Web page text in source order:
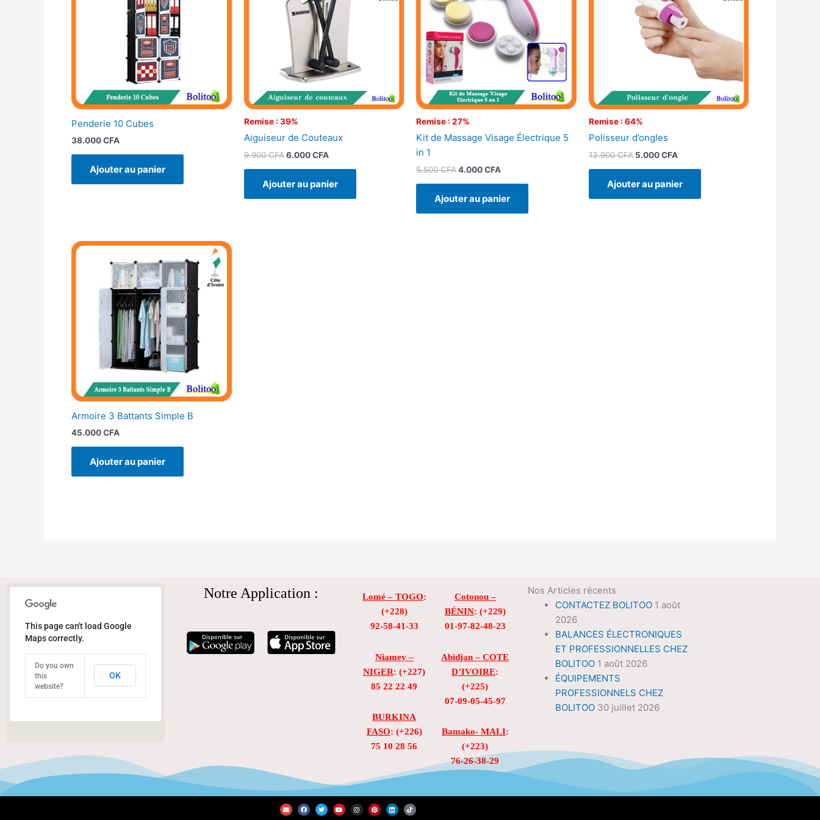
Penderie 10 Cubes
38.000CFA
Ajouter au panier
Remise : 39%
Aiguiseur de Couteaux
9.900CFA 6.000CFA
Ajouter au panier
Remise : 27%
Kit de Massage Visage Électrique 5
in 1
5.500CFA4.000CFA
Ajouter au panier
Remise : 64%
Polisseur d’ongles
13.900CFA 5.000CFA
Ajouter au panier
Armoire 3 Battants Simple B
45.000CFA
Ajouter au panier
This page can't load Google
Maps correctly.
Do you own
this
website?
OK
Notre Application : Lomé – TOGO:
(+228)
92-58-41-33
Niamey –
NIGER: (+227)
85 22 22 49
BURKINA
FASO: (+226)
75 10 28 56
Cotonou –
BÉNIN: (+229)
01-97-82-48-23
Abidjan – COTE
D’IVOIRE:
(+225)
07-09-05-45-97
Bamako- MALI:
(+223)
76-26-38-29
Nos Articles récents
CONTACTEZ BOLITOO 1 août
2026
BALANCES ÉLECTRONIQUES
ET PROFESSIONNELLES CHEZ
BOLITOO 1 août 2026
ÉQUIPEMENTS
PROFESSIONNELS CHEZ
BOLITOO 30 juillet 2026
E
n
v
F
a
c
T
w
i
Y
o
u
I
n
s
P
i
n
L
i
n
T
i
k